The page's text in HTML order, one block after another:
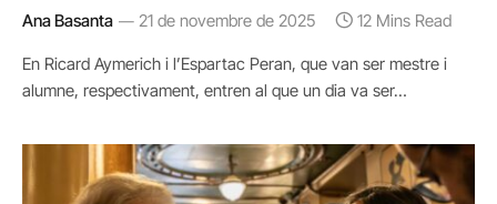
Ana Basanta 21 de novembre de 2025 12 Mins Read
En Ricard Aymerich i l’Espartac Peran, que van ser mestre i
alumne, respectivament, entren al que un dia va ser…